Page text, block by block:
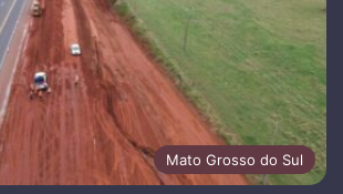
Mato Grosso do Sul